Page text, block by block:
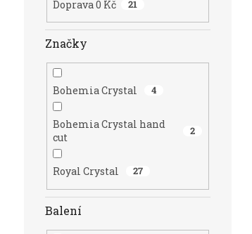
Doprava 0 Kč 21
Značky
Bohemia Crystal 4
Bohemia Crystal hand
cut
2
Royal Crystal 27
Balení